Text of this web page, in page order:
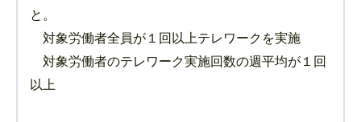
と。
対象労働者全員が１回以上テレワークを実施
対象労働者のテレワーク実施回数の週平均が１回
以上